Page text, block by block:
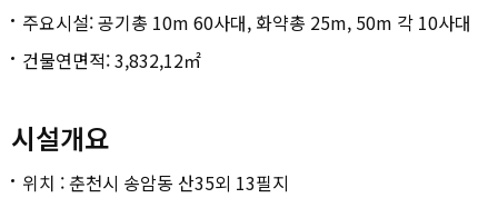
주요시설: 공기총 10m 60사대, 화약총 25m, 50m 각 10사대
건물연면적: 3,832,12㎡
시설개요
위치 : 춘천시 송암동 산35외 13필지